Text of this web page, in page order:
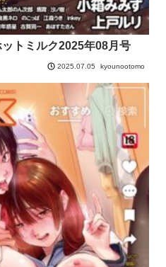
ットミルク2025年08月号
2025.07.05 kyounootomo